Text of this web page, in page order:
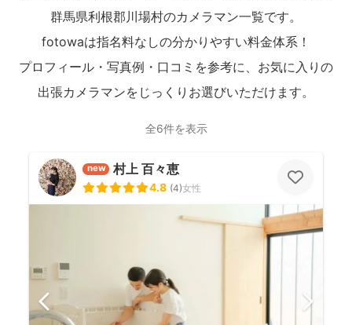
群馬県利根郡川場村のカメラマン一覧です。
fotowaは指名料なしの分かりやすい料金体系！
プロフィール・写真例・口コミを参考に、お気に入りの
出張カメラマンをじっくりお選びいただけます。
全6件を表示
new 村上 百々恵
4.8 (4)女性